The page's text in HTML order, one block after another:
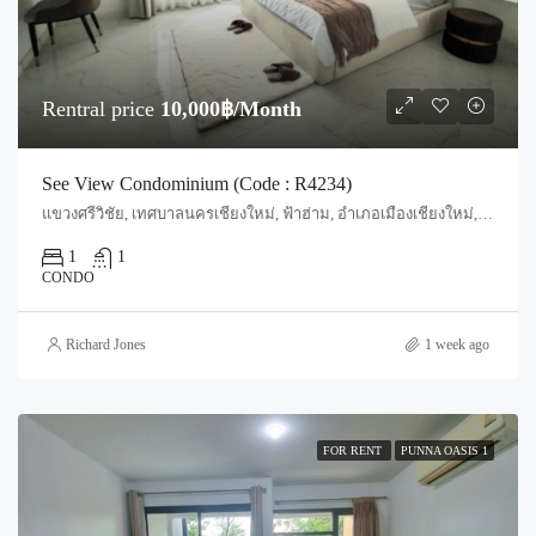
Rentral price 10,000฿/Month
See View Condominium (Code : R4234)
1 1
CONDO
Richard Jones 1 week ago
FOR RENT PUNNA OASIS 1